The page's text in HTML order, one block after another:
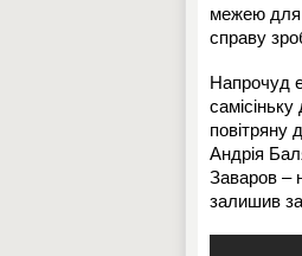
межею для
справу
Напрочуд
повітряну
Андрія
Заваров –
залишив